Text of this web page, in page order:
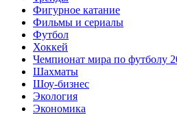
Фигурное катание
Фильмы и сериалы
Футбол
Хоккей
Чемпионат мира по футболу
Шахматы
Шоу-бизнес
Экология
Экономика